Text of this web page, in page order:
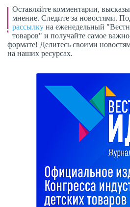
Оставляйте комментарии,
мнение. Следите за новостями.
рассылку на еженедельный
товаров" и получайте самое
формате! Делитесь своими
на наших ресурсах.